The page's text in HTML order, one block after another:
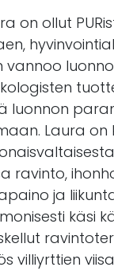
on ollut
vannoo
luonnon
Laura on
ravinto,
ja
käsi
villiyrttien